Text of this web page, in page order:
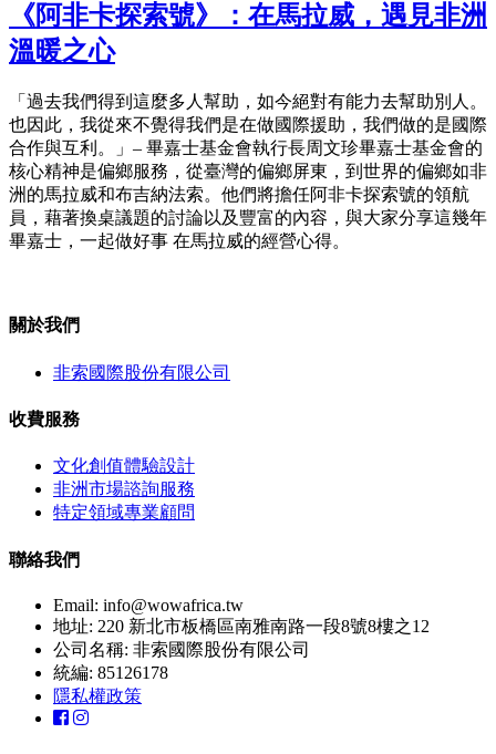
《阿非卡探索號》：在馬拉威，遇見非洲
溫暖之心
「過去我們得到這麼多人幫助，如今絕對有能力去幫助別人。
也因此，我從來不覺得我們是在做國際援助，我們做的是國際
合作與互利。」– 畢嘉士基金會執行長周文珍畢嘉士基金會的
核心精神是偏鄉服務，從臺灣的偏鄉屏東，到世界的偏鄉如非
洲的馬拉威和布吉納法索。他們將擔任阿非卡探索號的領航
員，藉著換桌議題的討論以及豐富的內容，與大家分享這幾年
畢嘉士，一起做好事 在馬拉威的經營心得。
關於我們
非索國際股份有限公司
收費服務
文化創值體驗設計
非洲市場諮詢服務
特定領域專業顧問
聯絡我們
Email: info@wowafrica.tw
地址: 220 新北市板橋區南雅南路一段8號8樓之12
公司名稱: 非索國際股份有限公司
統編: 85126178
隱私權政策